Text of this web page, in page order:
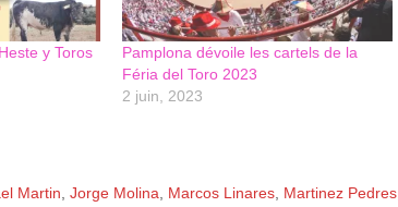
y Toros
Pamplona dévoile les cartels de la
Féria del Toro 2023
2 juin, 2023
Martin Jorge Molina Marcos Linares Martinez Pedres